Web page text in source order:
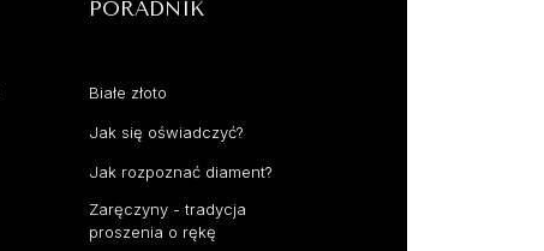
PORADNIK
Białe złoto
Jak się oświadczyć?
Jak rozpoznać diament?
Zaręczyny - tradycja
proszenia o rękę